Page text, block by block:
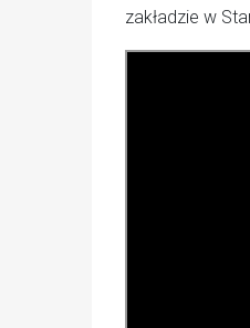
zakładzie w